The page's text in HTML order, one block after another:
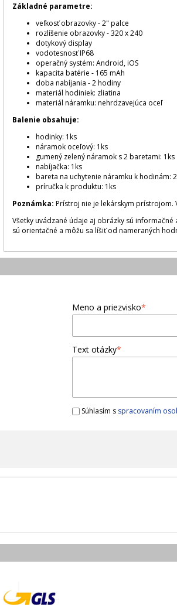
Základné parametre:
veľkosť obrazovky - 2" palce
rozlíšenie obrazovky - 320 x 240
dotykový display
vodotesnosť IP68
operačný systém: Android, iOS
kapacita batérie - 165 mAh
doba nabíjania - 2 hodiny
materiál hodiniek: zliatina
materiál náramku: nehrdzavejúca oceľ
Balenie obsahuje:
hodinky: 1ks
náramok oceľový: 1ks
gumený zelený náramok s 2 baretami: 1ks
nabíjačka: 1ks
bareta na uchytenie náramku k hodinám:
príručka k produktu: 1ks
Poznámka: Prístroj nie je lekárskym prístrojom.
Všetky uvádzané údaje aj obrázky sú
sú orientačné a môžu sa líšiť od nameraných
Meno a priezvisko*
Text otázky*
Súhlasím s spracovaním